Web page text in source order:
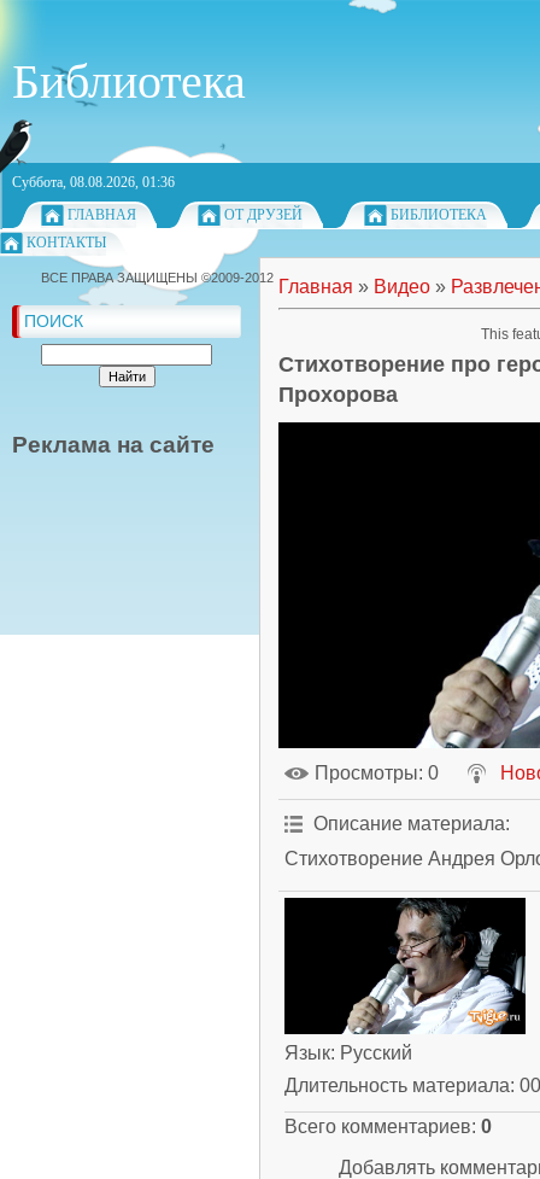
Библиотека
Суббота, 08.08.2026, 01:36
ГЛАВНАЯ
ОТ ДРУЗЕЙ
БИБЛИОТЕКА
КОНТАКТЫ
ПОИСК
Реклама на сайте
Главная » Видео »
Стихотворение про
Прохорова
Просмотры: 0
Описание материала:
Стихотворение Андрея
Язык: Русский
Длительность материала:
Всего комментариев: 0
Добавлять
ВСЕ ПРАВА ЗАЩИЩЕНЫ ©2009-2012
This